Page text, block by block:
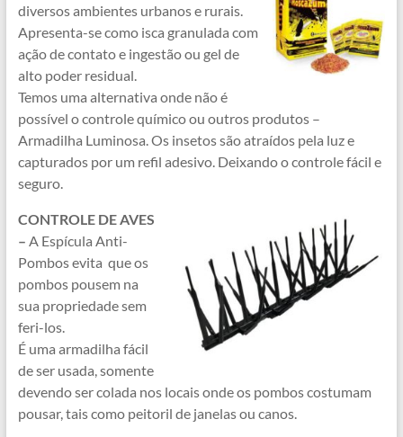
diversos ambientes urbanos e rurais.
Apresenta-se como isca granulada com
ação de contato e ingestão ou gel de
alto poder residual.
Temos uma alternativa onde não é
possível o controle químico ou outros produtos –
Armadilha Luminosa. Os insetos são atraídos pela luz e
capturados por um refil adesivo. Deixando o controle fácil e
seguro.
CONTROLE DE AVES
– A Espícula Anti-
Pombos evita que os
pombos pousem na
sua propriedade sem
feri-los.
É uma armadilha fácil
de ser usada, somente
devendo ser colada nos locais onde os pombos costumam
pousar, tais como peitoril de janelas ou canos.